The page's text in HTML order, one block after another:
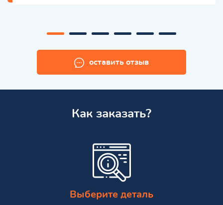
оставить отзыв
Как заказать?
Выберите деталь